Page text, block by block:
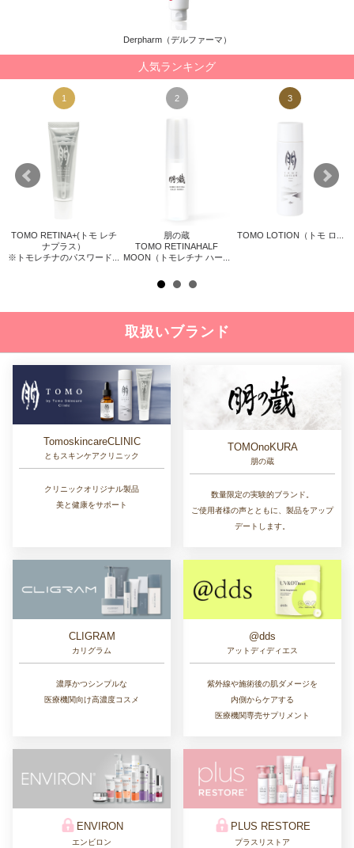
Derpharm（デルファーマ）
人気ランキング
1
TOMO RETINA+(トモ レチ
ナプラス）
※トモレチナのパスワード...
2
朋の蔵
TOMO RETINAHALF
MOON（トモレチナ ハー...
3
TOMO LOTION（トモ ロ...
取扱いブランド
TomoskincareCLINIC
ともスキンケアクリニック
クリニックオリジナル製品
美と健康をサポート
TOMOnoKURA
朋の蔵
数量限定の実験的ブランド。
ご使用者様の声とともに、製品をアップ
デートします。
CLIGRAM
カリグラム
濃厚かつシンプルな
医療機関向け高濃度コスメ
@dds
アットディディエス
紫外線や施術後の肌ダメージを
内側からケアする
医療機関専売サプリメント
ENVIRON
エンビロン
PLUS RESTORE
プラスリストア